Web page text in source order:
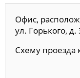
Офис,
ул. Горького, д.
Схему